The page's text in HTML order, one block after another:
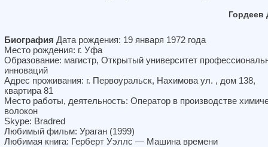
Гордеев
Биография Дата рождения: 19 января 1972 года
Место рождения: г. Уфа
Образование: магистр, Открытый университет
инноваций
Адрес проживания: г. Первоуральск, Нахимова ул. , дом 138,
квартира 81
Место работы, деятельность: Оператор в производстве
волокон
Skype: Bradred
Любимый фильм: Ураган (1999)
Любимая книга: Герберт Уэллс — Машина времени